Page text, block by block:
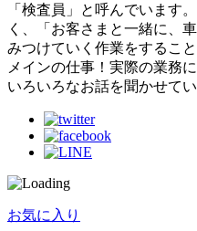
「検査員」と呼んでいます
く、「お客さまと一緒に、
みつけていく作業をするこ
メインの仕事！実際の業務
いろいろなお話を聞かせてい
お気に入り